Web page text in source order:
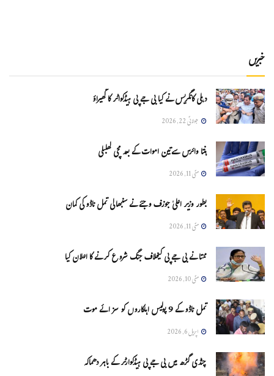
خبریں
دہلی کانگریس نے کیا بی جے پی ہیڈکواٹر کا گھیراؤ
جولائی 22, 2026
ہنتا وائرس سےتین اموات کے بعد مچی کھلبلی
مئی 11, 2026
بطور وزیر اعلیٰ جوزف وجئے نے سنبھالی تمل ناڈو کی کمان
مئی 11, 2026
ممتا نے بی جے پی کیخلاف جنگ شروع کرنے کا اعلان کیا
مئی 10, 2026
تمل ناڈو کے 9 پولیس اہلکاروں کو سزائے موت
اپریل 6, 2026
چنڈی گڑھ میں بی جے پی ہیڈکوارٹر کے باہر دھماکہ